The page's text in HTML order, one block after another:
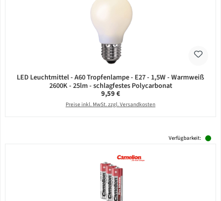
LED Leuchtmittel - A60 Tropfenlampe - E27 - 1,5W - Warmweiß
2600K - 25lm - schlagfestes Polycarbonat
Regulärer Preis:
9,59 €
Preise inkl. MwSt. zzgl. Versandkosten
Verfügbarkeit: